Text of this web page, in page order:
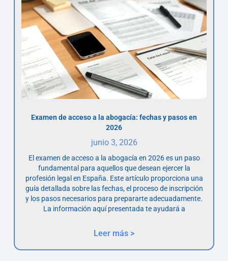
Examen de acceso a la abogacía: fechas y pasos en
2026
junio 3, 2026
El examen de acceso a la abogacía en 2026 es un paso
fundamental para aquellos que desean ejercer la
profesión legal en España. Este artículo proporciona una
guía detallada sobre las fechas, el proceso de inscripción
y los pasos necesarios para prepararte adecuadamente.
La información aquí presentada te ayudará a
Leer más >